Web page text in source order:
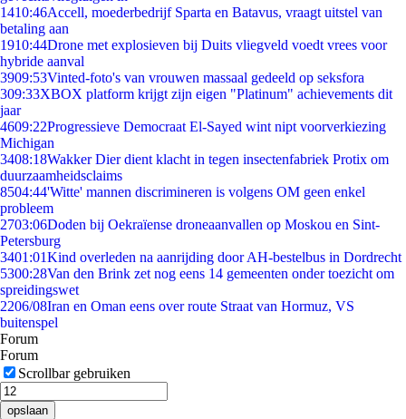
1410:46Accell, moederbedrijf Sparta en Batavus, vraagt uitstel van
betaling aan
1910:44Drone met explosieven bij Duits vliegveld voedt vrees voor
hybride aanval
3909:53Vinted-foto's van vrouwen massaal gedeeld op seksfora
309:33XBOX platform krijgt zijn eigen "Platinum" achievements dit
jaar
4609:22Progressieve Democraat El-Sayed wint nipt voorverkiezing
Michigan
3408:18Wakker Dier dient klacht in tegen insectenfabriek Protix om
duurzaamheidsclaims
8504:44'Witte' mannen discrimineren is volgens OM geen enkel
probleem
2703:06Doden bij Oekraïense droneaanvallen op Moskou en Sint-
Petersburg
3401:01Kind overleden na aanrijding door AH-bestelbus in Dordrecht
5300:28Van den Brink zet nog eens 14 gemeenten onder toezicht om
spreidingswet
2206/08Iran en Oman eens over route Straat van Hormuz, VS
buitenspel
Forum
Forum
Scrollbar gebruiken
opslaan